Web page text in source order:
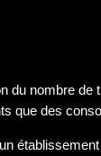
nombre de
que des